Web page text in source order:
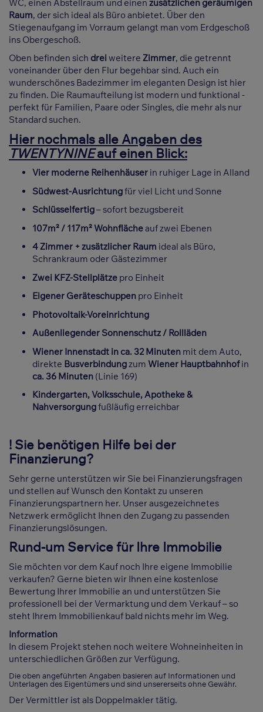
WC, einen Abstellraum und einen zusätzlichen geräumigen
Raum, der sich ideal als Büro anbietet. Über den
Stiegenaufgang im Vorraum gelangt man vom Erdgeschoß
ins Obergeschoß.
Oben befinden sich dreiweitere Zimmer, die getrennt
voneinander über den Flur begehbar sind. Auch ein
wunderschönes Badezimmer im eleganten Design ist hier
zu finden. Die Raumaufteilung ist modern und funktional -
perfekt für Familien, Paare oder Singles, die mehr als nur
Standard suchen.
Hier nochmals alle Angaben des
TWENTYNINEauf einen Blick:
Vier moderne Reihenhäuser in ruhiger Lage in Alland
Südwest-Ausrichtungfür viel Licht und Sonne
Schlüsselfertig– sofort bezugsbereit
107m² / 117m² Wohnflächeauf zwei Ebenen
4 Zimmer + zusätzlicher Raum ideal als Büro,
Schrankraum oder Gästezimmer
Zwei KFZ-Stellplätze pro Einheit
Eigener Geräteschuppen pro Einheit
Photovoltaik-Voreinrichtung
Außenliegender Sonnenschutz / Rollläden
Wiener Innenstadt in ca. 32 Minuten mit dem Auto,
direkte Busverbindungzum Wiener Hauptbahnhofin
ca. 36 Minuten (Linie 169)
Kindergarten, Volksschule, Apotheke &
Nahversorgungfußläufig erreichbar
! Sie benötigen Hilfe bei der
Finanzierung?
Sehr gerne unterstützen wir Sie bei Finanzierungsfragen
und stellen auf Wunsch den Kontakt zu unseren
Finanzierungspartnern her. Unser ausgezeichnetes
Netzwerk ermöglicht Ihnen den Zugang zu passenden
Finanzierungslösungen.
Rund-um Service für Ihre Immobilie
Sie möchten vor dem Kauf noch Ihre eigene Immobilie
verkaufen? Gerne bieten wir Ihnen eine kostenlose
Bewertung Ihrer Immobilie an und unterstützen Sie
professionell bei der Vermarktung und dem Verkauf – so
steht Ihrem Immobilienkauf bald nichts mehr im Weg.
Information
In diesem Projekt stehen noch weitere Wohneinheiten in
unterschiedlichen Größen zur Verfügung.
Die oben angeführten Angaben basieren auf Informationen und
Unterlagen des Eigentümers und sind unsererseits ohne Gewähr.
Der Vermittler ist als Doppelmakler tätig.